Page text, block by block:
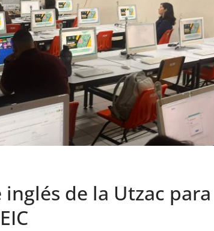
de la Utzac para